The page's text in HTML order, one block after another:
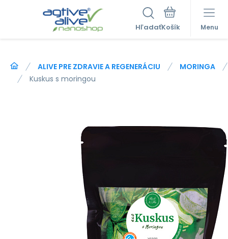
Hľadať Menu
ALIVE PRE ZDRAVIE A REGENERÁCIU
MORINGA
Kuskus s moringou